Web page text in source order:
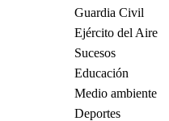
Guardia Civil
Ejército del Aire
Sucesos
Educación
Medio ambiente
Deportes